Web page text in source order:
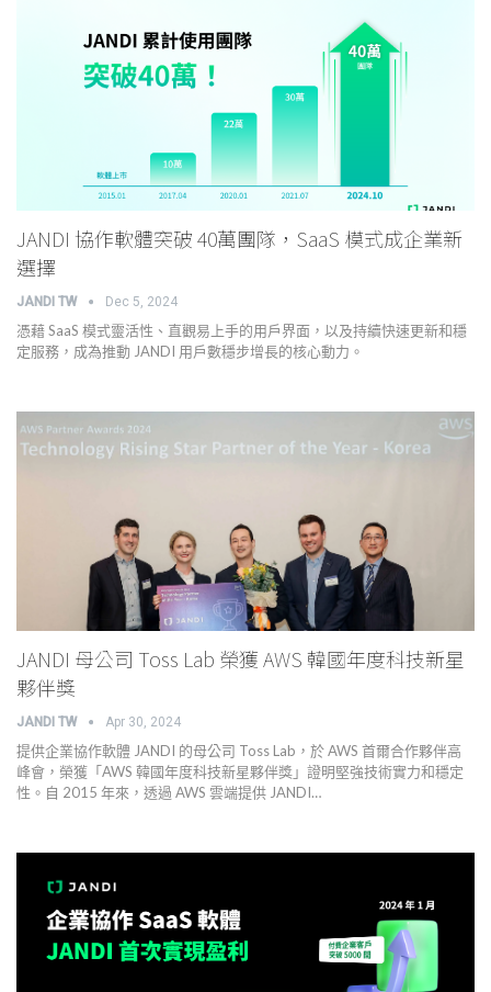
JANDI 協作軟體突破 40萬團隊，SaaS 模式成企業新
選擇
JANDI TW Dec 5, 2024
憑藉 SaaS 模式靈活性、直觀易上手的用戶界面，以及持續快速更新和穩
定服務，成為推動 JANDI 用戶數穩步增長的核心動力。
JANDI 母公司 Toss Lab 榮獲 AWS 韓國年度科技新星
夥伴獎
JANDI TW Apr 30, 2024
提供企業協作軟體 JANDI 的母公司 Toss Lab，於 AWS 首爾合作夥伴高
峰會，榮獲「AWS 韓國年度科技新星夥伴獎」證明堅強技術實力和穩定
性。自 2015 年來，透過 AWS 雲端提供 JANDI…